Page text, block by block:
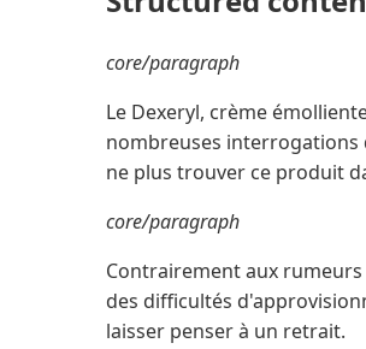
core/paragraph
Le Dexeryl, crème
nombreuses interrogations
ne plus trouver ce produit
core/paragraph
Contrairement aux
des difficultés
laisser penser à un retrait.